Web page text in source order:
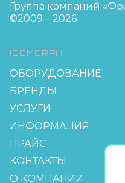
Группа компаний
©2009—2026
ISOMORPH
ОБОРУДОВАНИЕ
БРЕНДЫ
УСЛУГИ
ИНФОРМАЦИЯ
ПРАЙС
КОНТАКТЫ
О КОМПАНИИ